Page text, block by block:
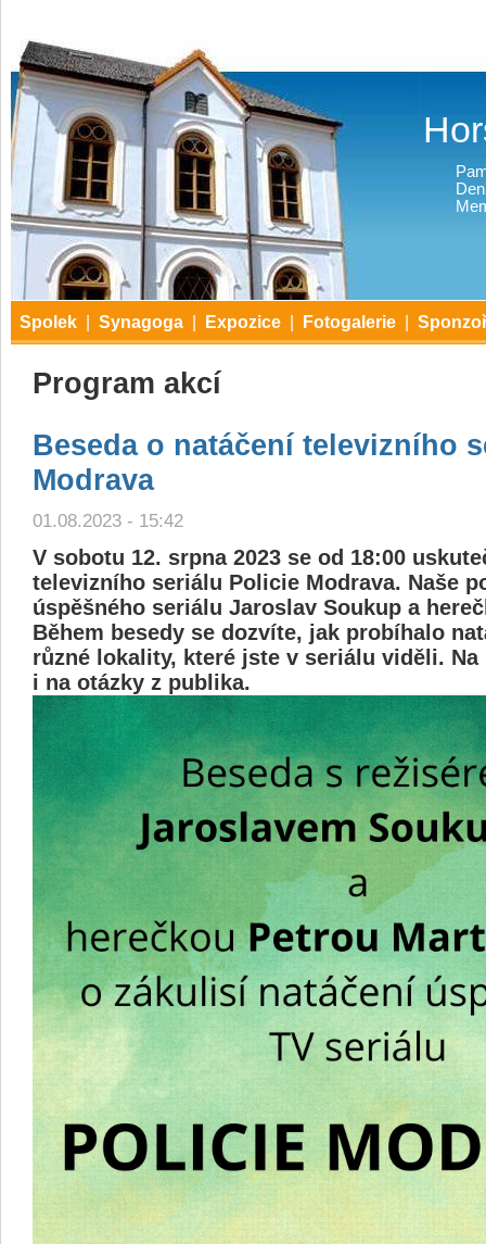
Spolek Synagoga Expozice Fotogalerie
Program akcí
Beseda o natáčení televizního
Modrava
01.08.2023 - 15:42
V sobotu 12. srpna 2023 se od 18:00
televizního seriálu Policie Modrava. Naše
úspěšného seriálu Jaroslav Soukup a
Během besedy se dozvíte, jak probíhalo
různé lokality, které jste v seriálu viděli.
i na otázky z publika.